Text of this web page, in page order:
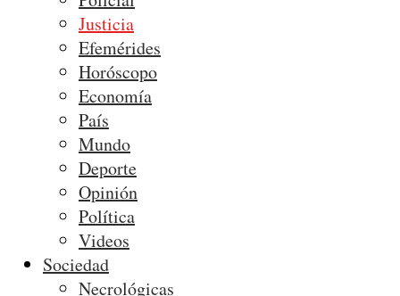
Justicia
Efemérides
Horóscopo
Economía
País
Mundo
Deporte
Opinión
Política
Videos
Sociedad
Necrológicas